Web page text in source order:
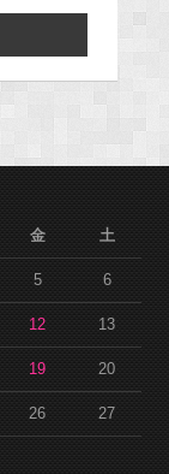
金 土
5 6
12 13
19 20
26 27